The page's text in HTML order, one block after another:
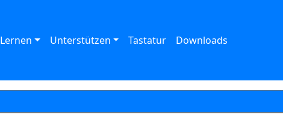
Lernen Unterstützen Tastatur Downloads